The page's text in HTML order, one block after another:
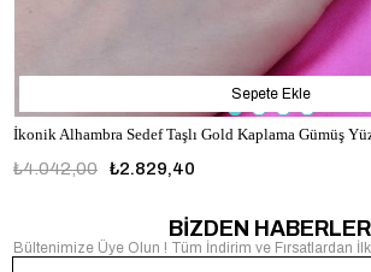
İkonik Alhambra Sedef Taşlı Gold Kaplama Gümüş
₺2.829,40
₺4.042,00
Sepete Ekle
BİZDEN HABERLER
Bültenimize Üye Olun ! Tüm İndirim ve Fırsatlardan